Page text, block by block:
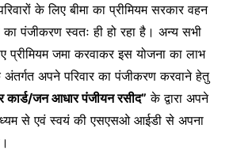
के लिए बीमा का प्रीमियम सरकार वहन
का पंजीकरण स्वतः ही हो रहा है। अन्य सभी
प्रीमियम जमा करवाकर इस योजना का लाभ
अपने परिवार का पंजीकरण करवाने हेतु
कार्ड/जन आधार पंजीयन रसीद” के द्वारा अपने
से एवं स्वयं की एसएसओ आईडी से अपना